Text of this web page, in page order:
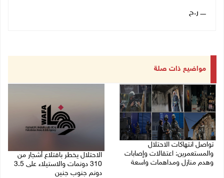
ـــــ ر.ح
مواضيع ذات صلة
تواصل انتهاكات الاحتلال
والمستعمرين: اعتقالات وإصابات
وهدم منازل ومداهمات واسعة
الاحتلال يخطر باقتلاع أشجار من
310 دونمات والاستيلاء على 3.5
دونم جنوب جنين